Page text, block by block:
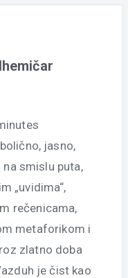
jasno,
smislu puta,
„uvidima“,
rečenicama,
metaforikom i
zlatno doba
je čist kao